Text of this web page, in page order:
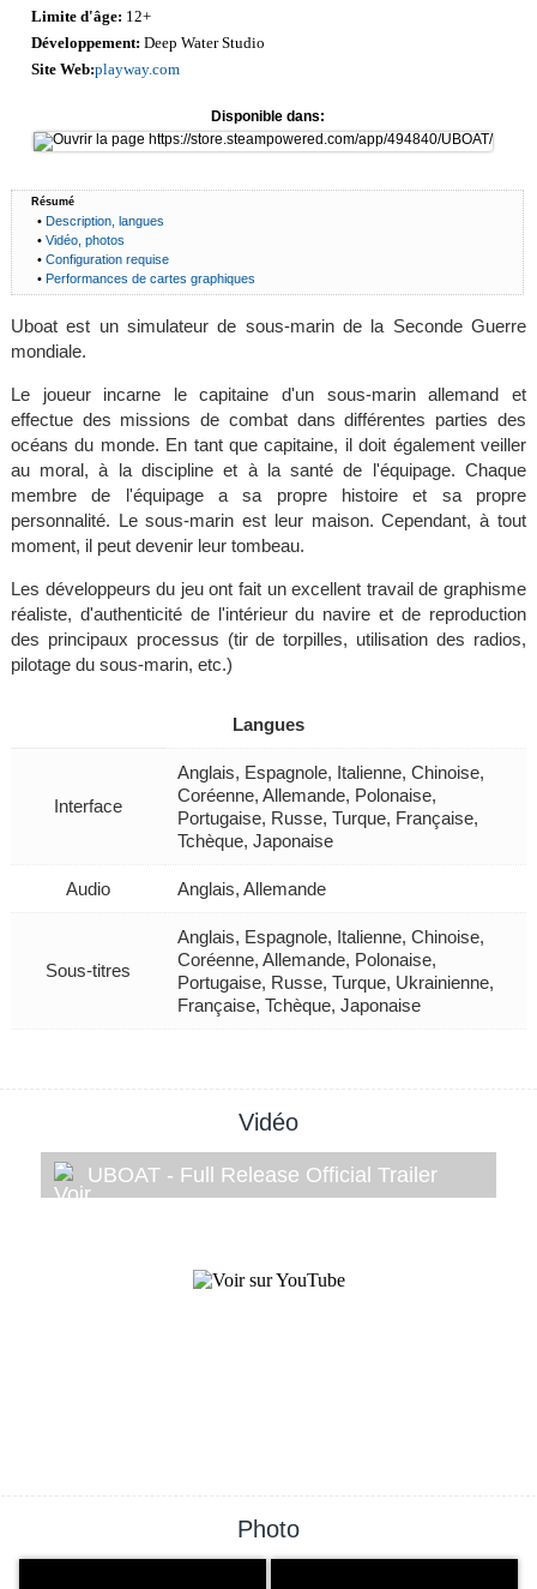
Limite d'âge: 12+
Développement: Deep Water Studio
Site Web:playway.com
Disponible dans:
Résumé
•Description, langues
•Vidéo, photos
•Configuration requise
•Performances de cartes graphiques
Uboat est un simulateur de sous-marin de la Seconde Guerre
mondiale.
Le joueur incarne le capitaine d'un sous-marin allemand et
effectue des missions de combat dans différentes parties des
océans du monde. En tant que capitaine, il doit également veiller
au moral, à la discipline et à la santé de l'équipage. Chaque
membre de l'équipage a sa propre histoire et sa propre
personnalité. Le sous-marin est leur maison. Cependant, à tout
moment, il peut devenir leur tombeau.
Les développeurs du jeu ont fait un excellent travail de graphisme
réaliste, d'authenticité de l'intérieur du navire et de reproduction
des principaux processus (tir de torpilles, utilisation des radios,
pilotage du sous-marin, etc.)
Langues
Interface
Anglais, Espagnole, Italienne, Chinoise,
Coréenne, Allemande, Polonaise,
Portugaise, Russe, Turque, Française,
Tchèque, Japonaise
Audio Anglais, Allemande
Sous-titres
Anglais, Espagnole, Italienne, Chinoise,
Coréenne, Allemande, Polonaise,
Portugaise, Russe, Turque, Ukrainienne,
Française, Tchèque, Japonaise
Vidéo
UBOAT - Full Release Official Trailer
Photo